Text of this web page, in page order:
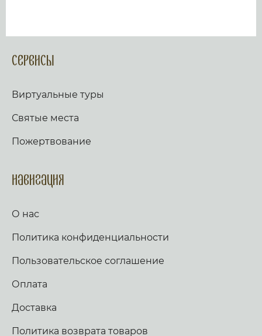
Сервисы
Виртуальные туры
Святые места
Пожертвование
Навигация
О нас
Политика конфиденциальности
Пользовательское соглашение
Оплата
Доставка
Политика возврата товаров